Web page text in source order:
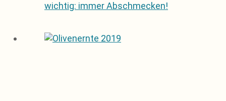
wichtig: immer Abschmecken!